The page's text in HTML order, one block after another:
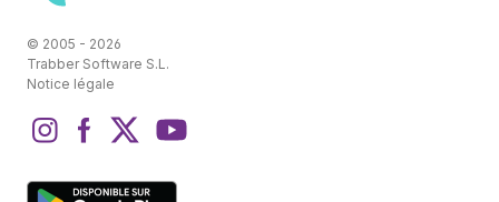
© 2005 - 2026
Trabber Software S.L.
Notice légale